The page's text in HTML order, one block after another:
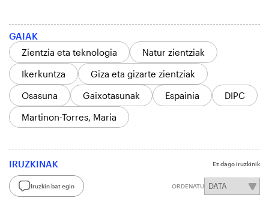
GAIAK
Zientzia eta teknologia
Natur zientziak
Ikerkuntza
Giza eta gizarte zientziak
Osasuna
Gaixotasunak Espainia
DIPC
Martinon-Torres, Maria
IRUZKINAK Ez dago iruzkinik
Iruzkin bat egin ORDENATU